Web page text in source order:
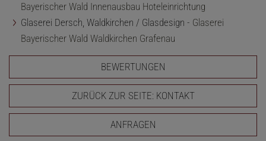
Bayerischer Wald Innenausbau Hoteleinrichtung
Glaserei Dersch, Waldkirchen / Glasdesign - Glaserei
Bayerischer Wald Waldkirchen Grafenau
BEWERTUNGEN
ZURÜCK ZUR SEITE: KONTAKT
ANFRAGEN